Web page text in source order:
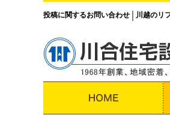
投稿に関するお問い合わせ 川越のリ